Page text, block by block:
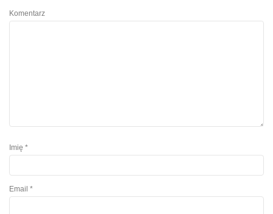
Komentarz
Imię *
Email *